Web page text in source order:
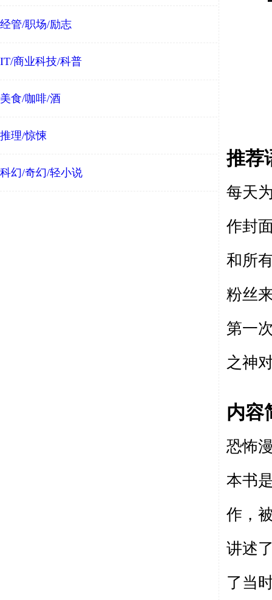
经管/职场/励志
IT/商业科技/科普
美食/咖啡/酒
推理/惊悚
科幻/奇幻/轻小说
推荐
每天
作封
和所
粉丝
第一
之神
内容
恐怖
本书
作，
讲述
了当